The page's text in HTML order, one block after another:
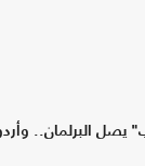
يصل البرلمان..